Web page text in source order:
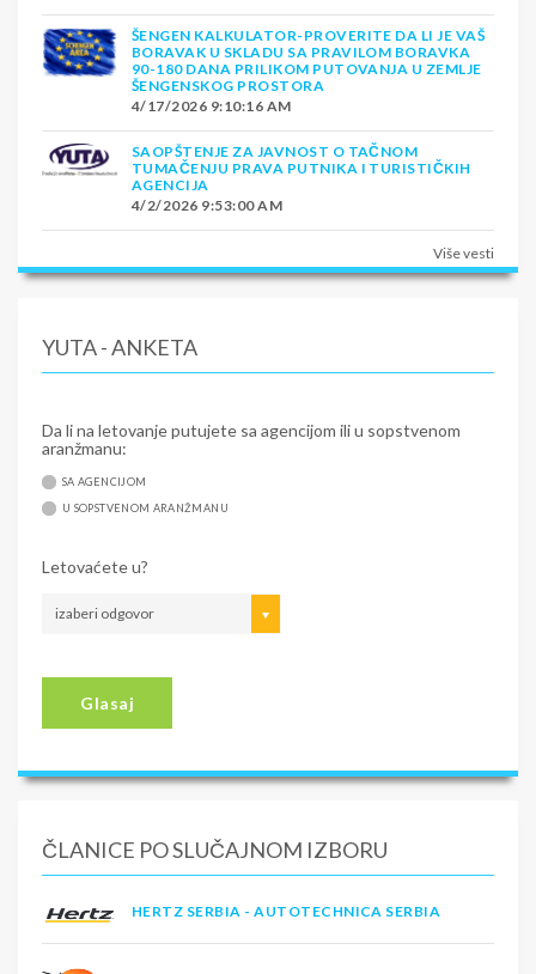
ŠENGEN KALKULATOR-PROVERITE DA LI JE VAŠ
BORAVAK U SKLADU SA PRAVILOM BORAVKA
90-180 DANA PRILIKOM PUTOVANJA U ZEMLJE
ŠENGENSKOG PROSTORA
4/17/2026 9:10:16 AM
SAOPŠTENJE ZA JAVNOST O TAČNOM
TUMAČENJU PRAVA PUTNIKA I TURISTIČKIH
AGENCIJA
4/2/2026 9:53:00 AM
Više vesti
YUTA - ANKETA
Da li na letovanje putujete sa agencijom ili u sopstvenom
aranžmanu:
SA AGENCIJOM
U SOPSTVENOM ARANŽMANU
Letovaćete u?
izaberi odgovor
Glasaj
ČLANICE PO SLUČAJNOM IZBORU
HERTZ SERBIA - AUTOTECHNICA SERBIA